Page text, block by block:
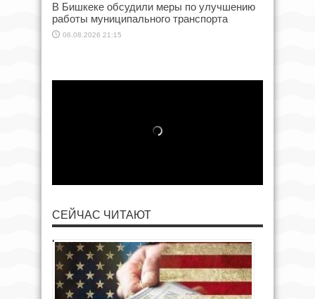
В Бишкеке обсудили меры по улучшению
работы муниципального транспорта
06.08.2026 21:15
СЕЙЧАС ЧИТАЮТ